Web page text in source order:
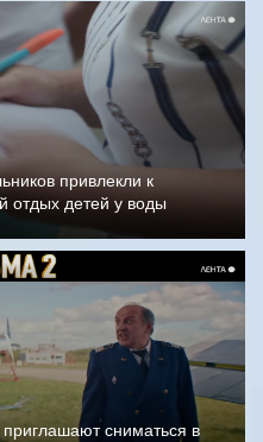
привлекли к
отдых детей у воды
сниматься в